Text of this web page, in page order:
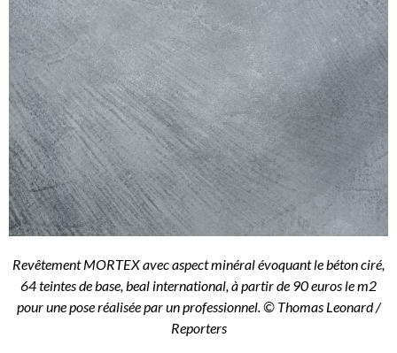
Revêtement MORTEX avec aspect minéral évoquant le béton ciré,
64 teintes de base, beal international, à partir de 90 euros le m2
pour une pose réalisée par un professionnel. © Thomas Leonard /
Reporters